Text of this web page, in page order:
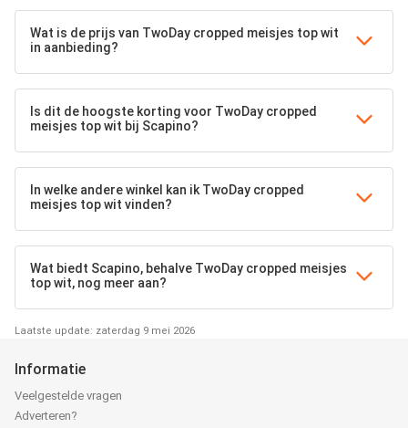
Wat is de prijs van TwoDay cropped meisjes top wit
in aanbieding?
Is dit de hoogste korting voor TwoDay cropped
meisjes top wit bij Scapino?
In welke andere winkel kan ik TwoDay cropped
meisjes top wit vinden?
Wat biedt Scapino, behalve TwoDay cropped meisjes
top wit, nog meer aan?
Laatste update: zaterdag 9 mei 2026
Informatie
Veelgestelde vragen
Adverteren?